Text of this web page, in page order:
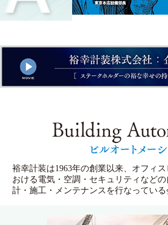
裕幸計装は1963年の創業以来、オフィ
おける電気・空調・セキュリティなど
計・施工・メンテナンスを行なっている